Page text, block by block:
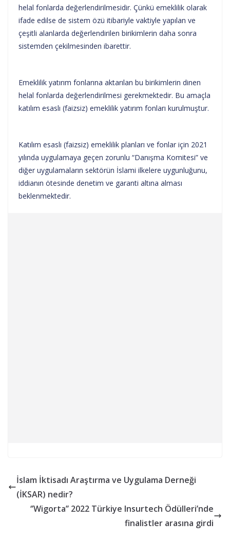
helal fonlarda değerlendirilmesidir. Çünkü emeklilik olarak
ifade edilse de sistem özü itibariyle vaktiyle yapılan ve
çeşitli alanlarda değerlendirilen birikimlerin daha sonra
sistemden çekilmesinden ibarettir.
Emeklilik yatırım fonlarına aktarılan bu birikimlerin dinen
helal fonlarda değerlendirilmesi gerekmektedir. Bu amaçla
katılım esaslı (faizsiz) emeklilik yatırım fonları kurulmuştur.
Katılım esaslı (faizsiz) emeklilik planları ve fonlar için 2021
yılında uygulamaya geçen zorunlu “Danışma Komitesi” ve
diğer uygulamaların sektörün İslami ilkelere uygunluğunu,
iddianın ötesinde denetim ve garanti altına alması
beklenmektedir.
İslam İktisadı Araştırma ve Uygulama Derneği
(İKSAR) nedir?
‘’Wigorta’’ 2022 Türkiye Insurtech Ödülleri’nde
finalistler arasına girdi